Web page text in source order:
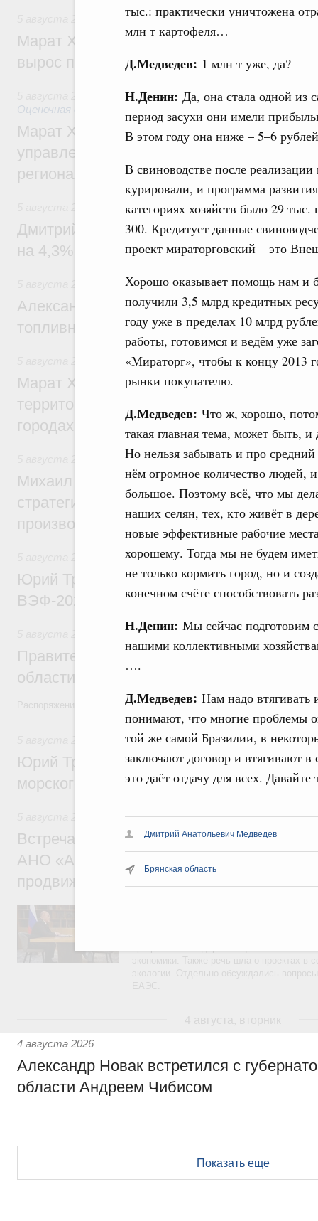
тыс.: практически уничтожена
млн т картофеля…
Д.Медведев: 1 млн т уже, да?
Н.Денин: Да, она стала одной из
период засухи они имели
В этом году она ниже – 5–6
В свиноводстве после
курировали, и программа
категориях хозяйств было 29
300. Кредитует данные
проект мираторговский – это
Хорошо оказывает помощь нам и
получили 3,5 млрд кредитных
году уже в пределах 10 млрд
работы, готовимся и ведём уже
«Мираторг», чтобы к концу 2013
рынки покупателю.
Д.Медведев: Что ж, хорошо,
такая главная тема, может быть,
Но нельзя забывать и про
нём огромное количество людей,
большое. Поэтому всё, что мы
наших селян, тех, кто живёт в
новые эффективные рабочие
хорошему. Тогда мы не будем
не только кормить город, но и
конечном счёте способствовать
Н.Денин: Мы сейчас подготовим
нашими коллективными
….
Д.Медведев: Нам надо
понимают, что многие проблемы
той же самой Бразилии, в
заключают договор и втягивают
это даёт отдачу для всех.
Дмитрий Анатольевич Медведев
Брянская область
Национальный проект «Инфраструктура
Марат Хуснуллин: Ввод нежилых зданий
вырос почти на треть
Земельные отношения. Кадастровая
Оценочная деятельность
Марат Хуснуллин: По решению
управление «ДОМ.РФ» перейдёт более
регионах
Внутренний и въездной туризм
Дмитрий Чернышенко: Внутренний
на 4,3%, въездной – на 20,1%
Оборот бензина и дизельного топлива
Александр Новак провёл совещание по
топливном рынке
Жилищная политика, рынок жилья
Марат Хуснуллин: Первые проекты
территорий в Донбассе и Новороссии
городах ДНР
Вопросы производительности труда и
Михаил Мишустин дал поручения по
стратегической сессии, посвящённой
производительности труда
Общие вопросы развития ДФО
Юрий Трутнев: Опубликована
ВЭФ-2026
Национальный проект «Экологическое
Правительство увеличило объём
области в рамках федерального
Распоряжение от 3 августа 2026 года №2067-р
Арктическая деятельность
Юрий Трутнев: Дноуглубительный флот
морского пути будет создан
Деловая среда. Развитие конкуренции
Встреча Михаила Мишустина с
АНО «Агентство стратегических
продвижению новых проектов»
4 августа 2026
Александр Новак встретился с
области Андреем Чибисом
Показать еще